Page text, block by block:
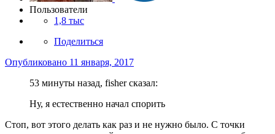
Пользователи
1,8 тыс
Поделиться
Опубликовано 11 января, 2017
53 минуты назад, fisher сказал:
Ну, я естественно начал спорить
Стоп, вот этого делать как раз и не нужно было. С точки